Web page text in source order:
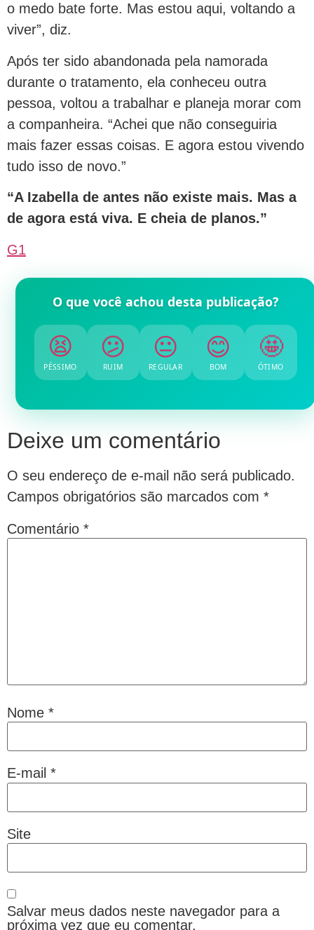
o medo bate forte. Mas estou aqui, voltando a
viver”, diz.
Após ter sido abandonada pela namorada
durante o tratamento, ela conheceu outra
pessoa, voltou a trabalhar e planeja morar com
a companheira. “Achei que não conseguiria
mais fazer essas coisas. E agora estou vivendo
tudo isso de novo.”
“A Izabella de antes não existe mais. Mas a
de agora está viva. E cheia de planos.”
G1
O que você achou desta publicação?
😫
PÉSSIMO
😕
RUIM
😐
REGULAR
😊
BOM
🤩
ÓTIMO
Deixe um comentário
O seu endereço de e-mail não será publicado.
Campos obrigatórios são marcados com *
Comentário *
Nome *
E-mail *
Site
Salvar meus dados neste navegador para a
próxima vez que eu comentar.